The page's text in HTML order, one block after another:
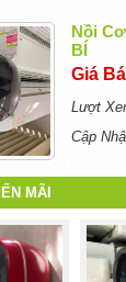
Nồi
BÍ
Giá
Lượt
Cập
MÃI